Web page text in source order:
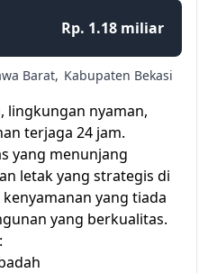
Rp. 1.18 miliar
Barat, Kabupaten Bekasi
lingkungan nyaman,
terjaga 24 jam.
yang menunjang
letak yang strategis di
yang tiada
yang berkualitas.